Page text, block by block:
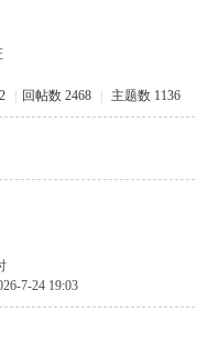
回帖数 2468 主题数 1136
7-24 19:03